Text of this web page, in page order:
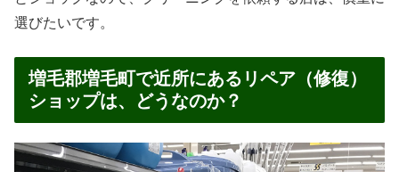
選びたいです。
増毛郡増毛町で近所にあるリペア（修復）
ショップは、どうなのか？